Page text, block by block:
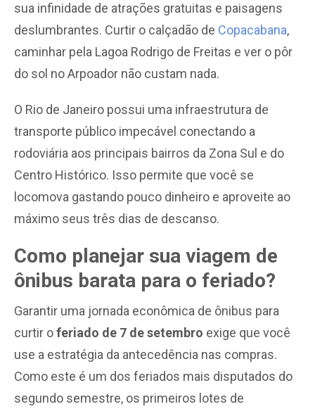
sua infinidade de atrações gratuitas e paisagens
deslumbrantes. Curtir o calçadão de Copacabana,
caminhar pela Lagoa Rodrigo de Freitas e ver o pôr
do sol no Arpoador não custam nada.
O Rio de Janeiro possui uma infraestrutura de
transporte público impecável conectando a
rodoviária aos principais bairros da Zona Sul e do
Centro Histórico. Isso permite que você se
locomova gastando pouco dinheiro e aproveite ao
máximo seus três dias de descanso.
Como planejar sua viagem de
ônibus barata para o feriado?
Garantir uma jornada econômica de ônibus para
curtir oferiado de 7 de setembro exige que você
use a estratégia da antecedência nas compras.
Como este é um dos feriados mais disputados do
segundo semestre, os primeiros lotes de